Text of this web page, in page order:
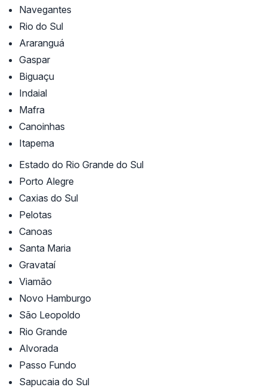
Navegantes
Rio do Sul
Araranguá
Gaspar
Biguaçu
Indaial
Mafra
Canoinhas
Itapema
Estado do Rio Grande do Sul
Porto Alegre
Caxias do Sul
Pelotas
Canoas
Santa Maria
Gravataí
Viamão
Novo Hamburgo
São Leopoldo
Rio Grande
Alvorada
Passo Fundo
Sapucaia do Sul